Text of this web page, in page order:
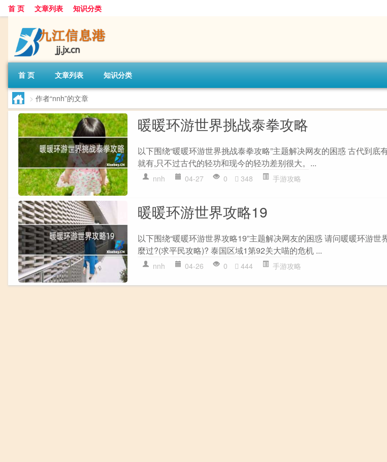
首 页 文章列表 知识分类
首 页 文章列表 知识分类
> 作者“nnh”的文章
暖暖环游世界挑战泰拳攻略
以下围绕“暖暖环游世界挑战泰拳攻略”主题解决网友的困惑 古代到底
就有,只不过古代的轻功和现今的轻功差别很大。...
nnh 04-27 0 348 手游攻略
暖暖环游世界攻略19
以下围绕“暖暖环游世界攻略19”主题解决网友的困惑 请问暖暖环游
麼过?(求平民攻略)? 泰国区域1第92关大喵的危机 ...
nnh 04-26 0 444 手游攻略